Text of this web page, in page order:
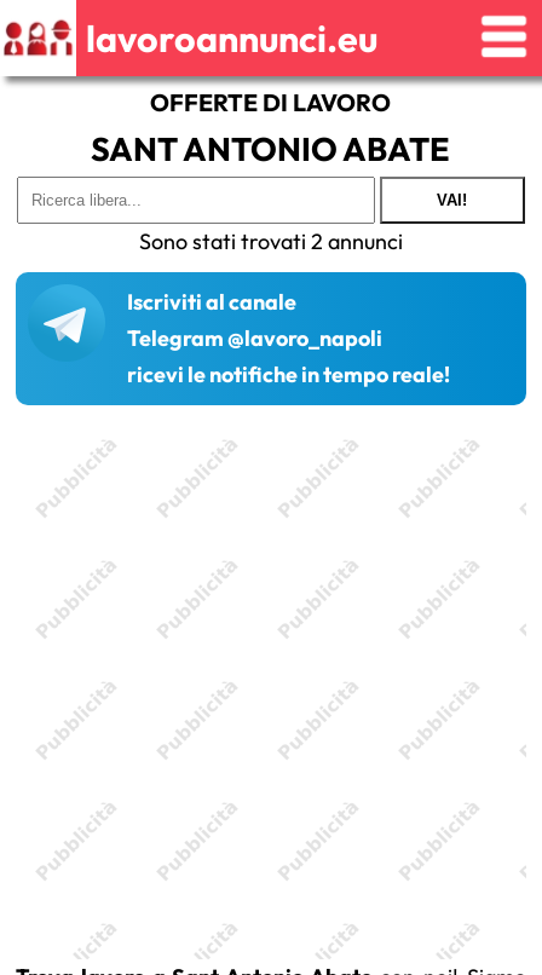
lavoroannunci.eu
OFFERTE DI LAVORO
SANT ANTONIO ABATE
VAI!
Sono stati trovati 2 annunci
Iscriviti al canale
Telegram @lavoro_napoli
ricevi le notifiche in tempo reale!